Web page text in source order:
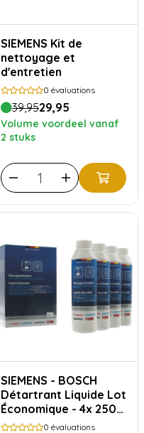
SIEMENS Kit de
nettoyage et
d'entretien
0 évaluations
39,9529,95
Volume voordeel vanaf
2 stuks
SIEMENS - BOSCH
Détartrant Liquide Lot
Économique - 4x 250
ml
0 évaluations